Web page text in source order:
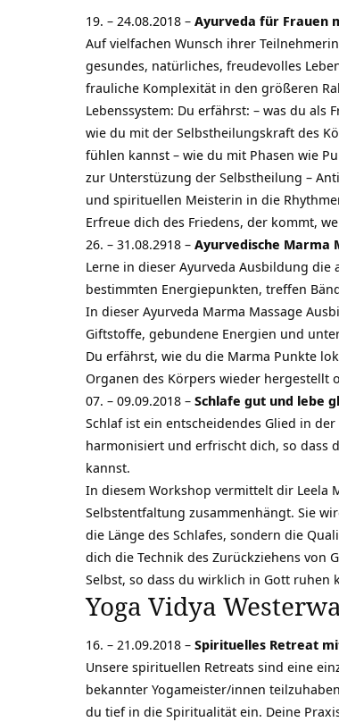
19. – 24.08.2018 – Ayurveda für Frauen
Auf vielfachen Wunsch ihrer
gesundes, natürliches, freudevolles
frauliche Komplexität in den größeren
Lebenssystem: Du erfährst: – was du
wie du mit der Selbstheilungskraft des
fühlen kannst – wie du mit Phasen wie
zur Unterstüzung der Selbstheilung –
und spirituellen Meisterin in die
Erfreue dich des Friedens, der kommt,
26. – 31.08.2918 – Ayurvedische Marma
Lerne in dieser Ayurveda Ausbildung
bestimmten Energiepunkten, treffen
In dieser Ayurveda Marma Massage
Giftstoffe, gebundene Energien und
Du erfährst, wie du die Marma Punkte
Organen des Körpers wieder hergestellt
07. – 09.09.2018 – Schlafe gut und lebe
Schlaf ist ein entscheidendes Glied in
harmonisiert und erfrischt dich, so dass
kannst.
In diesem Workshop vermittelt dir Leela
Selbstentfaltung zusammenhängt. Sie
die Länge des Schlafes, sondern die
dich die Technik des Zurückziehens von
Selbst, so dass du wirklich in Gott ruhen
Yoga Vidya
16. – 21.09.2018 – Spirituelles Retreat
Unsere spirituellen Retreats sind eine
bekannter Yogameister/innen
du tief in die Spiritualität ein. Deine